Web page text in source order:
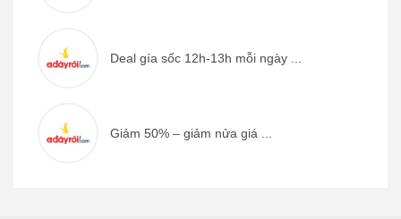
Deal gía sốc 12h-13h mỗi ngày ...
Giảm 50% – giảm nửa giá ...